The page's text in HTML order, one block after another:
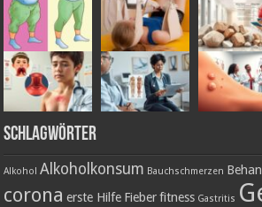
Schlagwörter
Alkohol Alkoholkonsum Bauchschmerzen
corona erste Hilfe Fieber fitness Gastritis